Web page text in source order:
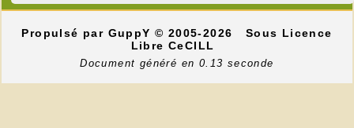
Propulsé par GuppY© 2005-2026
Sous Licence
Libre CeCILL
Document généré en 0.13 seconde